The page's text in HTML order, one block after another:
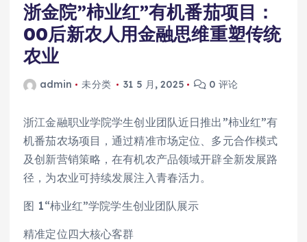
浙金院”柿业红”有机番茄项目：
00后新农人用金融思维重塑传统
农业
admin 未分类 31 5 月, 2025 0 评论
浙江金融职业学院学生创业团队近日推出”柿业红”有
机番茄农场项目，通过精准市场定位、多元合作模式
及创新营销策略，在有机农产品领域开辟全新发展路
径，为农业可持续发展注入青春活力。
图 1“柿业红”学院学生创业团队展示
精准定位四大核心客群